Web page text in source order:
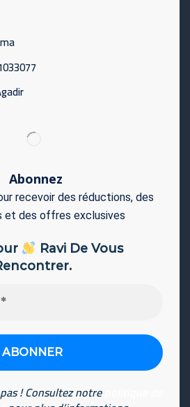
Abonnez
recevoir des réductions, des
et des offres exclusives
Ravi De Vous
! Consultez notre